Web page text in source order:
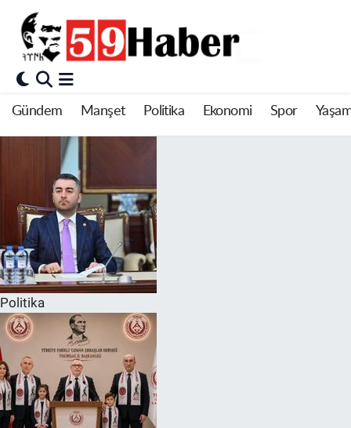
Gündem Manşet Politika Ekonomi Spor
Politika